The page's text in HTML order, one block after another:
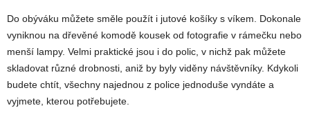
Do obýváku můžete směle použít i jutové košíky s víkem. Dokonale
vyniknou na dřevěné komodě kousek od fotografie v rámečku nebo
menší lampy. Velmi praktické jsou i do polic, v nichž pak můžete
skladovat různé drobnosti, aniž by byly viděny návštěvníky. Kdykoli
budete chtít, všechny najednou z police jednoduše vyndáte a
vyjmete, kterou potřebujete.